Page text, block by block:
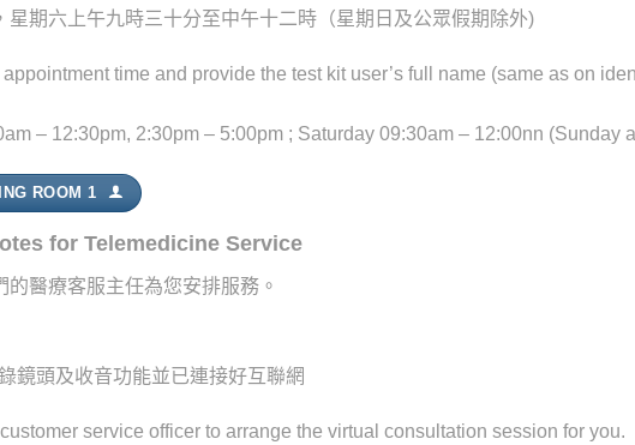
期六上午九時三十分至中午十二時（星期日及公眾假期除外)
time and provide the test kit user’s full name (same as on
– 12:30pm, 2:30pm – 5:00pm ; Saturday 09:30am – 12:00nn (Sunday
ROOM 1
for Telemedicine Service
醫療客服主任為您安排服務。
鏡頭及收音功能並已連接好互聯網
service officer to arrange the virtual consultation session for you.